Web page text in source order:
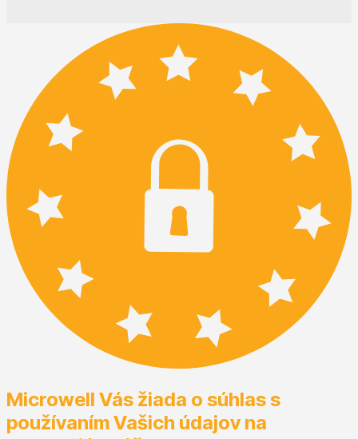
Microwell Vás žiada o súhlas s
používaním Vašich údajov na